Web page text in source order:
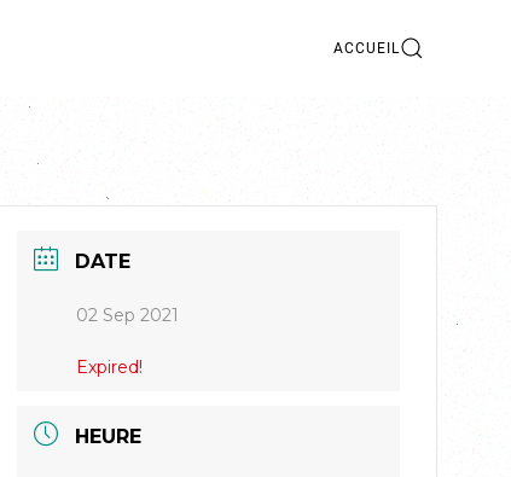
ACCUEIL
DATE
02 Sep 2021
Expired!
HEURE